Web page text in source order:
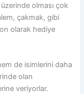
olması çok
çakmak, gibi
olarak hediye
de isimlerini daha
olan
veriyorlar.